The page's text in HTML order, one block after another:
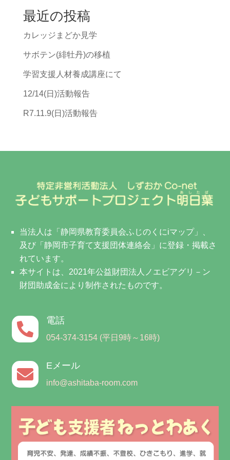
最近の投稿
カレッジまどか見学
サボテン(緋牡丹)の移植
学習支援人材養成講座にて
12/14(日)活動報告
R7.11.9(日)活動報告
当法人は「静岡県教育委員会ふじのくにiマップ」、
及び「静岡市子育て支援団体連絡会」に登録・掲載さ
れています。
本サイトは、2021年公益財団法人ノエビアグリ－ン
財団助成金により制作されたものです。

電話
054-374-3154 (平日9時～16時)

Eメール
info@ashitaba-room.com